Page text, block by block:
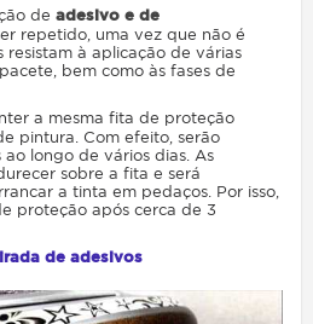
de adesivo e de
repetido, uma vez que não é
à aplicação de várias
bem como às fases de
a mesma fita de proteção
pintura. Com efeito, serão
longo de vários dias. As
sobre a fita e será
a tinta em pedaços. Por isso,
proteção após cerca de 3
de adesivos